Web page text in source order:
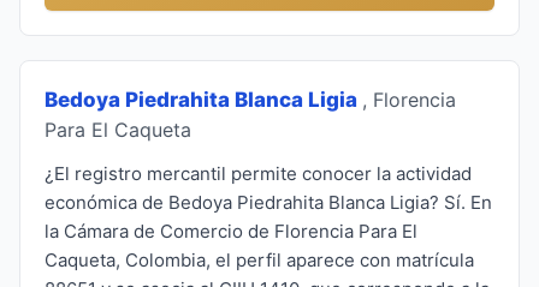
Bedoya Piedrahita Blanca Ligia , Florencia
Para El Caqueta
¿El registro mercantil permite conocer la actividad
económica de Bedoya Piedrahita Blanca Ligia? Sí. En
la Cámara de Comercio de Florencia Para El
Caqueta, Colombia, el perfil aparece con matrícula